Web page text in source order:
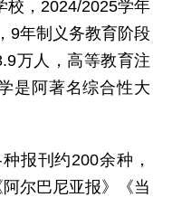
校，2024/2025学年
9年制义务教育阶段
万人，高等教育注
是阿著名综合性大
报刊约200余种，
尔巴尼亚报》《当